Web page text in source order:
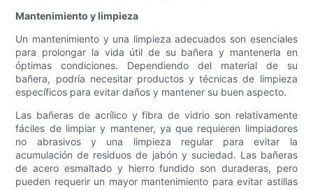
Mantenimiento y limpieza
Un mantenimiento y una limpieza adecuados son esenciales
para prolongar la vida útil de su bañera y mantenerla en
óptimas condiciones. Dependiendo del material de su
bañera, podría necesitar productos y técnicas de limpieza
específicos para evitar daños y mantener su buen aspecto.
Las bañeras de acrílico y fibra de vidrio son relativamente
fáciles de limpiar y mantener, ya que requieren limpiadores
no abrasivos y una limpieza regular para evitar la
acumulación de residuos de jabón y suciedad. Las bañeras
de acero esmaltado y hierro fundido son duraderas, pero
pueden requerir un mayor mantenimiento para evitar astillas